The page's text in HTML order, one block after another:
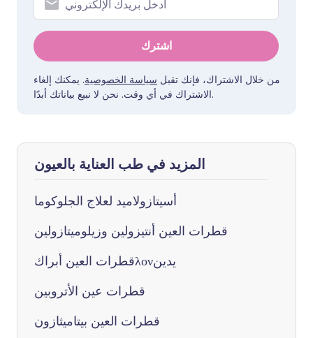
اشترك
من خلال الاشتراك، فإنك تقبل سياسة الخصوصية. يمكنك إلغاء
الاشتراك في أي وقت. نحن لا نبيع بياناتك أبدًا.
المزيد في طب العناية بالعيون
أسيتازولاميد لعلاج الجلوكوما
قطرات العين أنتيزولين وزيلوميتازولين
قطرات العين أبراكλονيدين
قطرات عين الأتروبين
قطرات العين بيتاميثازون